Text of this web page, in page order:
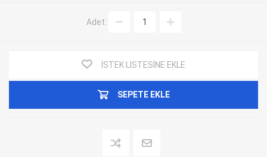
Adet:
İSTEK LISTESINE EKLE
SEPETE EKLE